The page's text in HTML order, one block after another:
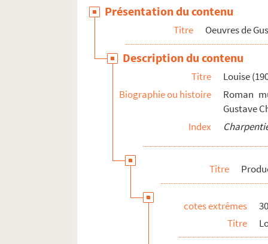
Photographies des interprètes de
Articles sur interprètes : Fanny
Programmes et affiches
4-MS-FS-32-0096. Modifications et
Critiques (France et presse
Louise à la radio
Enregistrements de Louise
Ouvrages imprimés
Photographies des expositions
Dessins et caricatures
Adaptations cinématographiques
Présentation du contenu
Titre Oeuvres de
Description du contenu
Titre
Louise
Biographie ou histoire
Roman
Gustave
Index
Titre
cotes extrêmes
Titre